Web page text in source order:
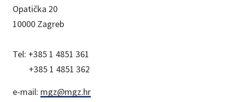
Opatička 20
10000 Zagreb
Tel: +385 1 4851 361
+385 1 4851 362
e-mail: mgz@mgz.hr